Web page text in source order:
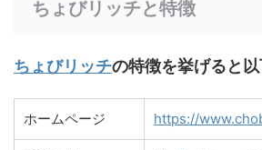
ちょびリッチと特徴
ちょびリッチの特徴を挙げると以
ホームページ https://